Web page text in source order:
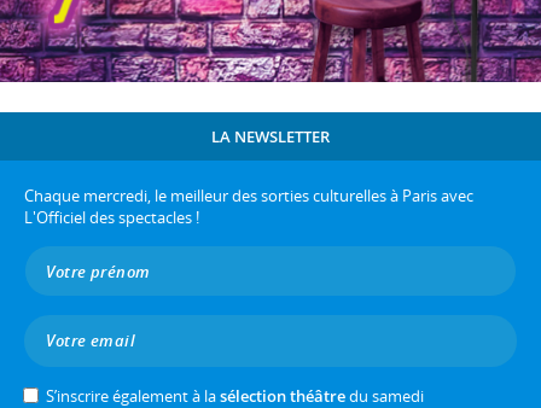
LA NEWSLETTER
Chaque mercredi, le meilleur des sorties culturelles à Paris avec
L'Officiel des spectacles !
S’inscrire également à lasélection théâtredu samedi